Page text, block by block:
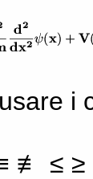
i
≢ ≤